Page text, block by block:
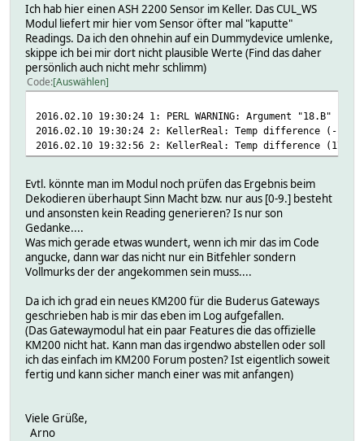
Ich hab hier einen ASH 2200 Sensor im Keller. Das CUL_WS
Modul liefert mir hier vom Sensor öfter mal "kaputte"
Readings. Da ich den ohnehin auf ein Dummydevice umlenke,
skippe ich bei mir dort nicht plausible Werte (Find das daher
persönlich auch nicht mehr schlimm)
Code Auswählen
2016.02.10 19:30:24 1: PERL WARNING: Argument "18.B"
2016.02.10 19:30:24 2: KellerReal: Temp difference (-
2016.02.10 19:32:56 2: KellerReal: Temp difference
Evtl. könnte man im Modul noch prüfen das Ergebnis beim
Dekodieren überhaupt Sinn Macht bzw. nur aus [0-9.] besteht
und ansonsten kein Reading generieren? Is nur son
Gedanke....
Was mich gerade etwas wundert, wenn ich mir das im Code
angucke, dann war das nicht nur ein Bitfehler sondern
Vollmurks der der angekommen sein muss....
Da ich ich grad ein neues KM200 für die Buderus Gateways
geschrieben hab is mir das eben im Log aufgefallen.
(Das Gatewaymodul hat ein paar Features die das offizielle
KM200 nicht hat. Kann man das irgendwo abstellen oder soll
ich das einfach im KM200 Forum posten? Ist eigentlich soweit
fertig und kann sicher manch einer was mit anfangen)
Viele Grüße,
Arno